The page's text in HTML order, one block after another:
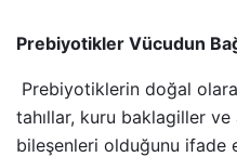
Prebiyotikler Vücudun
Prebiyotiklerin doğal
tahıllar, kuru baklagiller
bileşenleri olduğunu ifade